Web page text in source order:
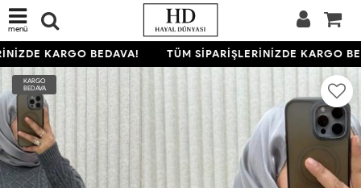
menü
KARGO BEDAVA! TÜM SİPARİŞLERİNİZDE KARGO
KARGO
BEDAVA